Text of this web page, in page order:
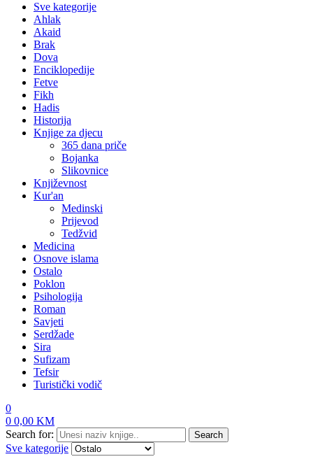
Sve kategorije
Ahlak
Akaid
Brak
Dova
Enciklopedije
Fetve
Fikh
Hadis
Historija
Knjige za djecu
365 dana priče
Bojanka
Slikovnice
Književnost
Kur'an
Medinski
Prijevod
Tedžvid
Medicina
Osnove islama
Ostalo
Poklon
Psihologija
Roman
Savjeti
Serdžade
Sira
Sufizam
Tefsir
Turistički vodič
0
0 0,00 KM
Search for:
Search
Sve kategorije